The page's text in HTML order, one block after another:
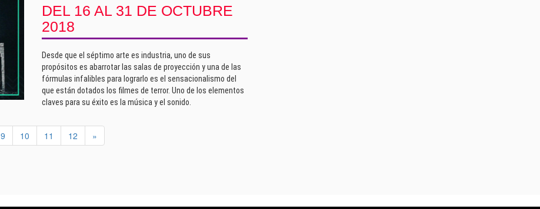
DEL 16 AL 31 DE OCTUBRE
2018
Desde que el séptimo arte es industria, uno de sus
propósitos es abarrotar las salas de proyección y una de las
fórmulas infalibles para lograrlo es el sensacionalismo del
que están dotados los filmes de terror. Uno de los elementos
claves para su éxito es la música y el sonido.
9 10 11 12 »